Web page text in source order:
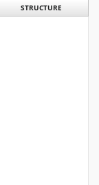
STRUCTURE